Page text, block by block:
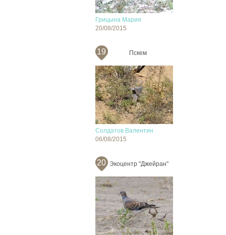
Грицына Мария
20/08/2015
19 Пскем
Солдатов Валентин
06/08/2015
20 Экоцентр "Джейран"